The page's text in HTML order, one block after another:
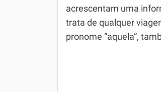
acrescentam uma
trata de qualquer
pronome “aquela”,